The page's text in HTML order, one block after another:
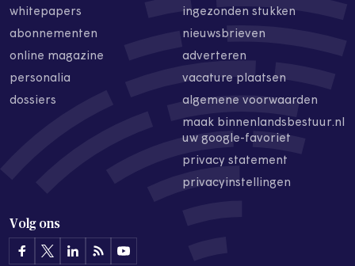
whitepapers
abonnementen
online magazine
personalia
dossiers
ingezonden stukken
nieuwsbrieven
adverteren
vacature plaatsen
algemene voorwaarden
maak binnenlandsbestuur.nl
uw google-favoriet
privacy statement
privacyinstellingen
Volg ons